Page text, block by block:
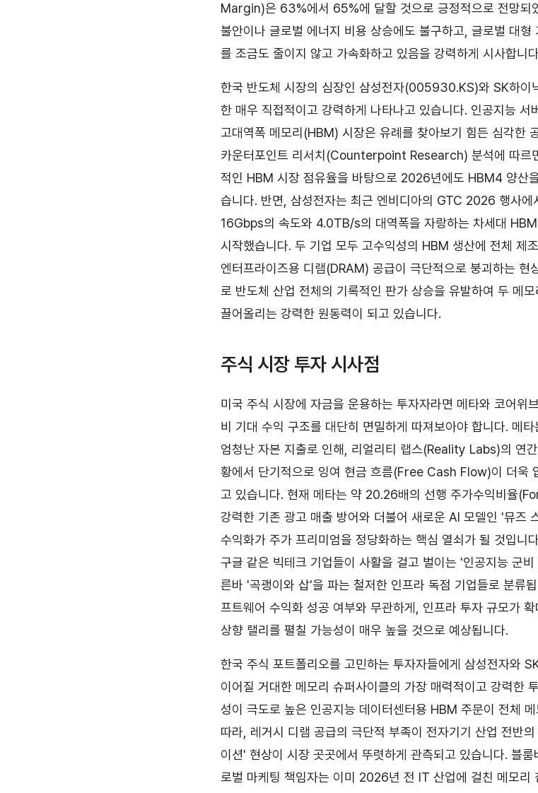
Margin)은 63%에서 65%에 달할 것으로 긍정적으로 전망되
불안이나 글로벌 에너지 비용 상승에도 불구하고, 글로벌 대
를 조금도 줄이지 않고 가속화하고 있음을 강력하게 시사합니
한국 반도체 시장의 심장인 삼성전자(005930.KS)와 SK하
한 매우 직접적이고 강력하게 나타나고 있습니다. 인공지능 서
고대역폭 메모리(HBM) 시장은 유례를 찾아보기 힘든 심각한
카운터포인트 리서치(Counterpoint Research) 분석에 따르
적인 HBM 시장 점유율을 바탕으로 2026년에도 HBM4 양산
습니다. 반면, 삼성전자는 최근 엔비디아의 GTC 2026 행사
16Gbps의 속도와 4.0TB/s의 대역폭을 자랑하는 차세대
시작했습니다. 두 기업 모두 고수익성의 HBM 생산에 전체 제
엔터프라이즈용 디램(DRAM) 공급이 극단적으로 붕괴하는 현
로 반도체 산업 전체의 기록적인 판가 상승을 유발하여 두 메
끌어올리는 강력한 원동력이 되고 있습니다.
주식 시장 투자 시사점
미국 주식 시장에 자금을 운용하는 투자자라면 메타와 코어위
비 기대 수익 구조를 대단히 면밀하게 따져보아야 합니다. 메
엄청난 자본 지출로 인해, 리얼리티 랩스(Reality Labs)의 연
황에서 단기적으로 잉여 현금 흐름(Free Cash Flow)이 더욱
고 있습니다. 현재 메타는 약 20.26배의 선행 주가수익비율
강력한 기존 광고 매출 방어와 더불어 새로운 AI 모델인 '뮤즈
수익화가 주가 프리미엄을 정당화하는 핵심 열쇠가 될 것입니
구글 같은 빅테크 기업들이 사활을 걸고 벌이는 '인공지능 군
른바 '곡괭이와 삽'을 파는 철저한 인프라 독점 기업들로 분류
프트웨어 수익화 성공 여부와 무관하게, 인프라 투자 규모가
상향 랠리를 펼칠 가능성이 매우 높을 것으로 예상됩니다.
한국 주식 포트폴리오를 고민하는 투자자들에게 삼성전자와
이어질 거대한 메모리 슈퍼사이클의 가장 매력적이고 강력한
성이 극도로 높은 인공지능 데이터센터용 HBM 주문이 전체
따라, 레거시 디램 공급의 극단적 부족이 전자기기 산업 전반
이션' 현상이 시장 곳곳에서 뚜렷하게 관측되고 있습니다. 블
로벌 마케팅 책임자는 이미 2026년 전 IT 산업에 걸친 메모리